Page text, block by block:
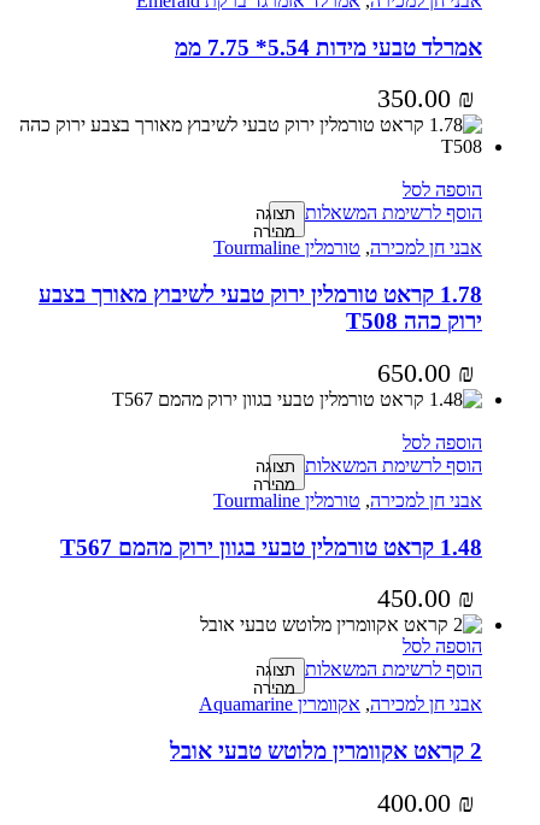
אמרלד טבעי מידות 5.54* 7.75 ממ
350.00 ₪
הוספה לסל
הוסף לרשימת המשאלות תצוגה
מהירה
אבני חן למכירה, טורמלין Tourmaline
1.78 קראט טורמלין ירוק טבעי לשיבוץ מאורך בצבע
ירוק כהה T508
650.00 ₪
הוספה לסל
הוסף לרשימת המשאלות תצוגה
מהירה
אבני חן למכירה, טורמלין Tourmaline
1.48 קראט טורמלין טבעי בגוון ירוק מהמם T567
450.00 ₪
הוספה לסל
הוסף לרשימת המשאלות תצוגה
מהירה
אבני חן למכירה, אקוומרין Aquamarine
2 קראט אקוומרין מלוטש טבעי אובל
400.00 ₪